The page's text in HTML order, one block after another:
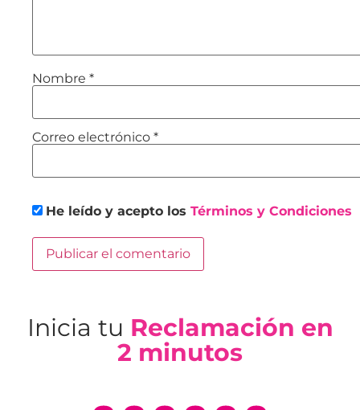
Nombre *
Correo electrónico *
He leído y acepto los Términos y Condiciones
Inicia tu Reclamación en
2 minutos